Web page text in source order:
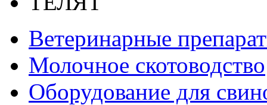
Ветеринарные
Молочное скотоводство
Оборудование для